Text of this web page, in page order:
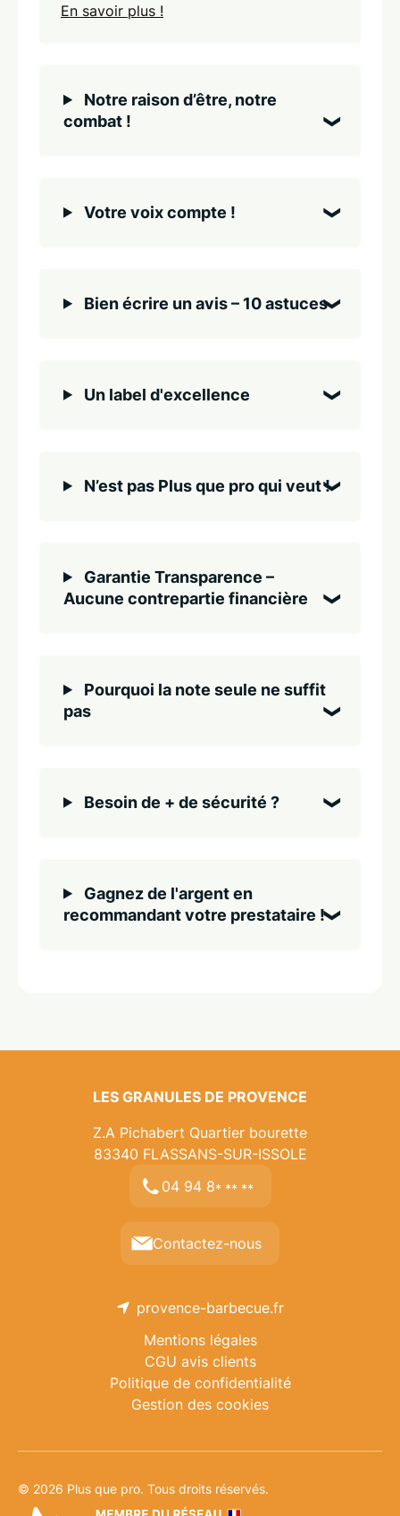
En savoir plus !
Notre raison d’être, notre
combat !
Votre voix compte !
Bien écrire un avis – 10 astuces
Un label d'excellence
N’est pas Plus que pro qui veut !
Garantie Transparence –
Aucune contrepartie financière
Pourquoi la note seule ne suffit
pas
Besoin de + de sécurité ?
Gagnez de l'argent en
recommandant votre prestataire !
LES GRANULES DE PROVENCE
Z.A Pichabert Quartier bourette
83340 FLASSANS-SUR-ISSOLE
04 94 8* ** **
Contactez-nous
provence-barbecue.fr
Mentions légales
CGU avis clients
Politique de confidentialité
Gestion des cookies
© 2026 Plus que pro. Tous droits réservés.